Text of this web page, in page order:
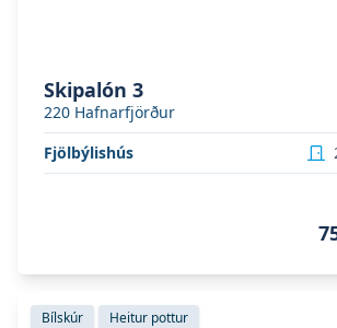
Skipalón 3
220 Hafnarfjörður
Fjölbýlishús
Skoða eigninaTunguás 1
Bílskúr Heitur pottur
Skoða eigninaTunguás 1